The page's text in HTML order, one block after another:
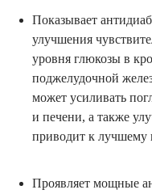
Показывает
улучшения
уровня глюкозы в
поджелудочной
может усиливать
и печени, а также
приводит к лучшему
Проявляет мощные